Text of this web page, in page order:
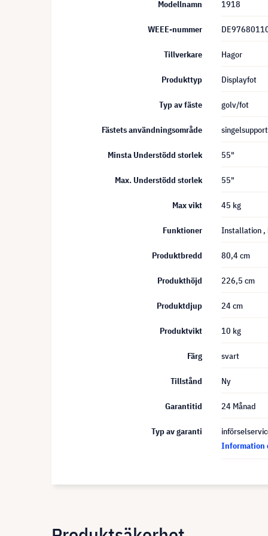
Modellnamn 1918
WEEE-nummer
Tillverkare Hagor
Produkttyp Displayfot
Typ av fäste golv/fot
Fästets användningsområde singelsupport
Minsta Understödd storlek 55"
Max. Understödd storlek 55"
Max vikt 45 kg
Funktioner Installation ,
Produktbredd 80,4 cm
Produkthöjd 226,5 cm
Produktdjup 24 cm
Produktvikt 10 kg
Färg svart
Tillstånd Ny
Garantitid 24 Månad
Typ av garanti
Information